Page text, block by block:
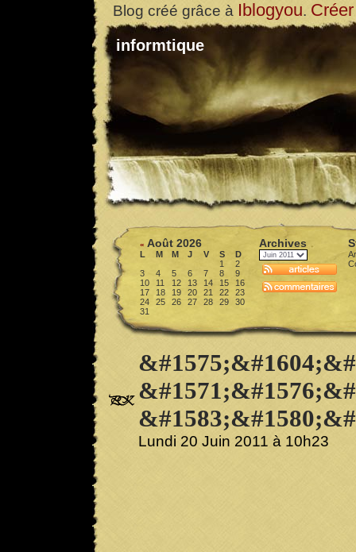
Blog créé grâce à Iblogyou.
informtique
« Août 2026
L M M J V S
D
1
2
3
4 5 6 7 8
9
10
11 12 13 14 15
16
17
18 19 20 21 22
23
24
25 26 27 28 29
30
31
Archives
Lundi 20 Juin 2011 à 10h23